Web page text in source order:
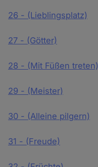
26 - (Lieblingsplatz)
27 - (Götter)
28 - (Mit Füßen treten)
29 - (Meister)
30 - (Alleine pilgern)
31 - (Freude)